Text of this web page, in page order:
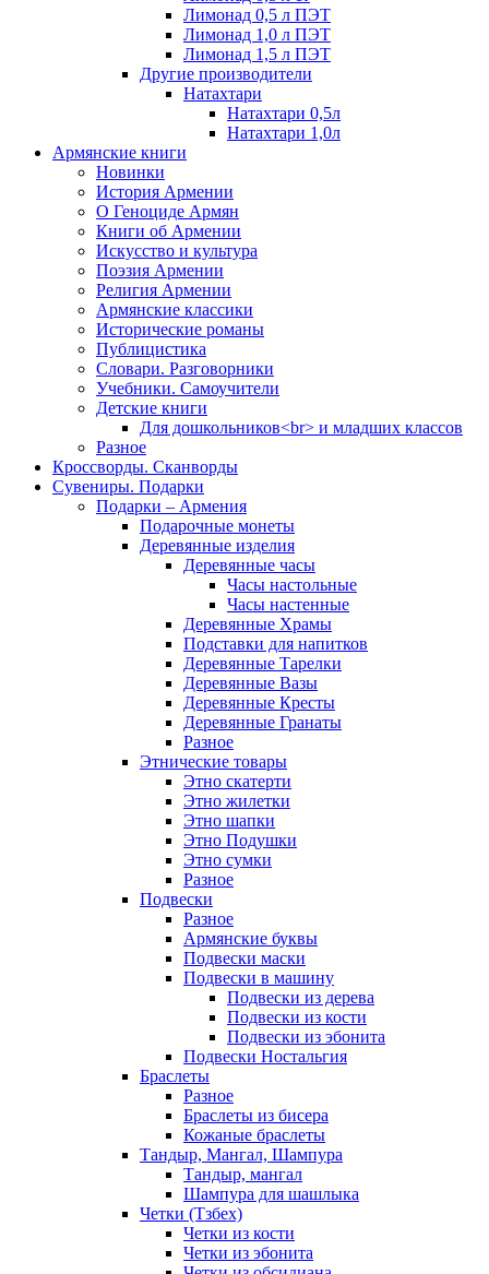
Лимонад 0,5 л ПЭТ
Лимонад 1,0 л ПЭТ
Лимонад 1,5 л ПЭТ
Другие производители
Натахтари
Натахтари 0,5л
Натахтари 1,0л
Армянские книги
Новинки
История Армении
О Геноциде Армян
Книги об Армении
Иcкусство и культура
Поэзия Армении
Религия Армении
Армянские классики
Исторические романы
Публицистика
Словари. Разговорники
Учебники. Самоучители
Детские книги
Для дошкольников<br> и младших классов
Разное
Кроссворды. Сканворды
Сувениры. Подарки
Подарки – Армения
Подарочные монеты
Деревянные изделия
Деревянные часы
Часы настольные
Часы настенные
Деревянные Храмы
Подставки для напитков
Деревянные Тарелки
Деревянные Вазы
Деревянные Кресты
Деревянные Гранаты
Разное
Этнические товары
Этно скатерти
Этно жилетки
Этно шапки
Этно Подушки
Этно сумки
Разное
Подвески
Разное
Армянские буквы
Подвески маски
Подвески в машину
Подвески из дерева
Подвески из кости
Подвески из эбонита
Подвески Ностальгия
Браслеты
Разное
Браслеты из бисера
Кожаные браслеты
Тандыр, Мангал, Шампура
Тандыр, мангал
Шампура для шашлыка
Четки (Тзбех)
Четки из кости
Четки из эбонита